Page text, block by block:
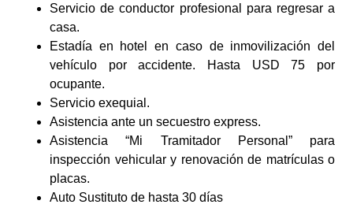
Servicio de conductor profesional para regresar a
casa.
Estadía en hotel en caso de inmovilización del
vehículo por accidente. Hasta USD 75 por
ocupante.
Servicio exequial.
Asistencia ante un secuestro express.
Asistencia “Mi Tramitador Personal” para
inspección vehicular y renovación de matrículas o
placas.
Auto Sustituto de hasta 30 días